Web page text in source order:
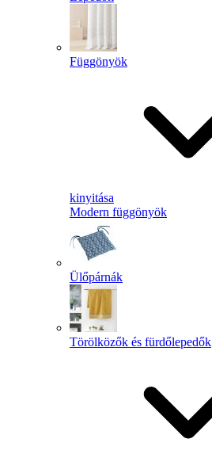
Függönyök
kinyitása
Modern függönyök
Ülőpárnák
Törölközők és fürdőlepedők